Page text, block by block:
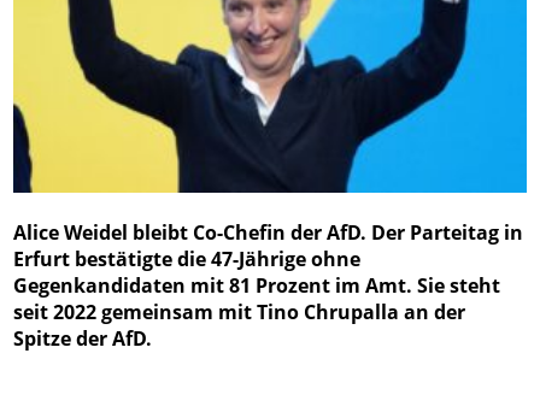
Alice Weidel bleibt Co-Chefin der AfD. Der Parteitag in
Erfurt bestätigte die 47-Jährige ohne
Gegenkandidaten mit 81 Prozent im Amt. Sie steht
seit 2022 gemeinsam mit Tino Chrupalla an der
Spitze der AfD.